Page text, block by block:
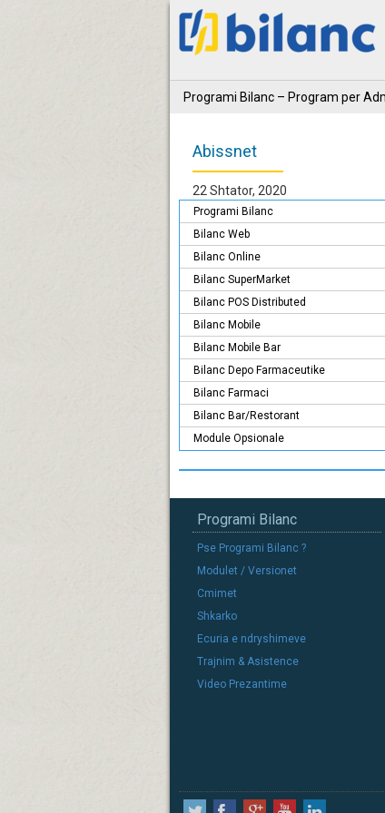
Programi Bilanc – Program per
Abissnet
22 Shtator, 2020
Programi Bilanc
Bilanc Web
Bilanc Online
Bilanc SuperMarket
Bilanc POS Distributed
Bilanc Mobile
Bilanc Mobile Bar
Bilanc Depo Farmaceutike
Bilanc Farmaci
Bilanc Bar/Restorant
Module Opsionale
Programi Bilanc
Pse Programi Bilanc ?
Modulet / Versionet
Cmimet
Shkarko
Ecuria e ndryshimeve
Trajnim & Asistence
Video Prezantime